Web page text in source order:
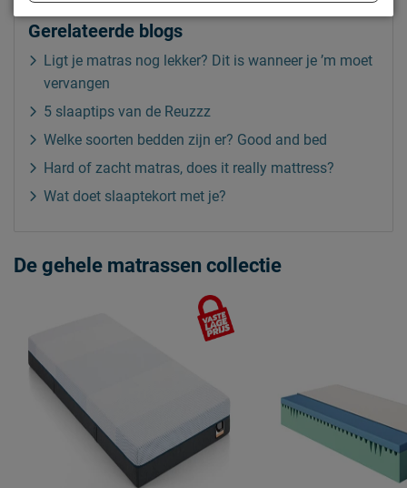
Gerelateerde blogs
Ligt je matras nog lekker? Dit is wanneer je ’m moet
vervangen
5 slaaptips van de Reuzzz
Welke soorten bedden zijn er? Good and bed
Hard of zacht matras, does it really mattress?
Wat doet slaaptekort met je?
De gehele matrassen collectie